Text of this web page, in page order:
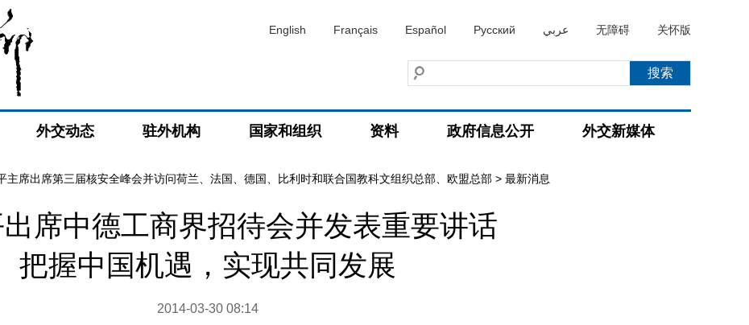
English Français Español Русский عربي 无障碍 关怀版
外交动态 驻外机构 国家和组织 资料 政府信息公开 外交新媒体
主席出席第三届核安全峰会并访问荷兰、法国、德国、比利时和联合国教科文组织总部、欧盟总部 > 最新消息
席中德工商界招待会并发表重要讲话
把握中国机遇，实现共同发展
2014-03-30 08:14